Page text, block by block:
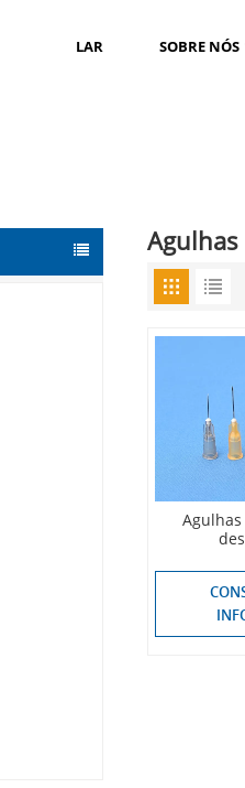
LAR SOBRE NÓS